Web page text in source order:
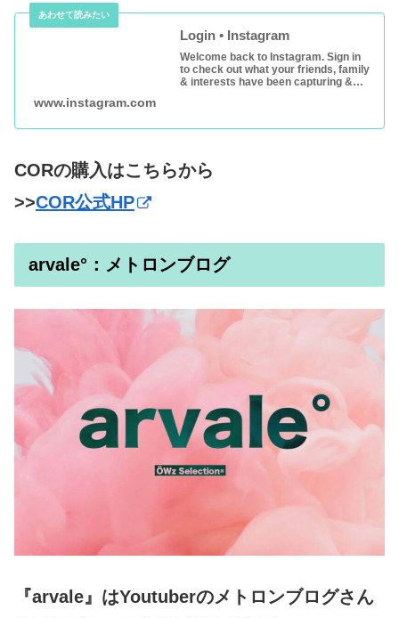
Login • Instagram
Welcome back to Instagram. Sign in
to check out what your friends, family
& interests have been capturing &
www.instagram.com
CORの購入はこちらから
>>COR公式HP
arvale°：メトロンブログ
『arvale』はYoutuberのメトロンブログさん